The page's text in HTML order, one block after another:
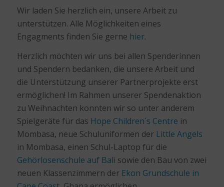
Wir laden Sie herzlich ein, unsere Arbeit zu
unterstützen. Alle Möglichkeiten eines
Engagments finden Sie gerne hier.
Herzlich möchten wir uns bei allen Spenderinnen
und Spendern bedanken, die unsere Arbeit und
die Unterstützung unserer Partnerprojekte erst
ermöglichen! Im Rahmen unserer Spendenaktion
zu Weihnachten konnten wir so unter anderem
Spielgeräte für das Hope Children´s Centre in
Mombasa, neue Schuluniformen der Little Angels
in Mombasa, einen Schul-Laptop für die
Gehörlosenschule auf Bali sowie den Bau von zwei
neuen Klassenzimmern der Ekon Grundschule in